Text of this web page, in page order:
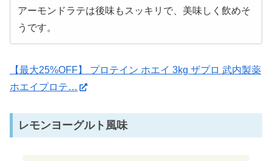
アーモンドラテは後味もスッキリで、美味しく飲めそ
うです。
【最大25%OFF】 プロテイン ホエイ 3kg ザプロ 武内製薬
ホエイプロテ…
レモンヨーグルト風味